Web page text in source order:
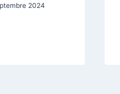
2024